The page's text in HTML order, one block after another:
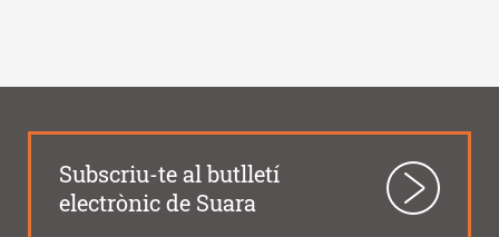
Subscriu-te al butlletí
electrònic de Suara